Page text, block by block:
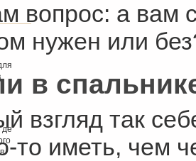
вопрос: а вам
нужен или
в
взгляд так
то иметь, чем